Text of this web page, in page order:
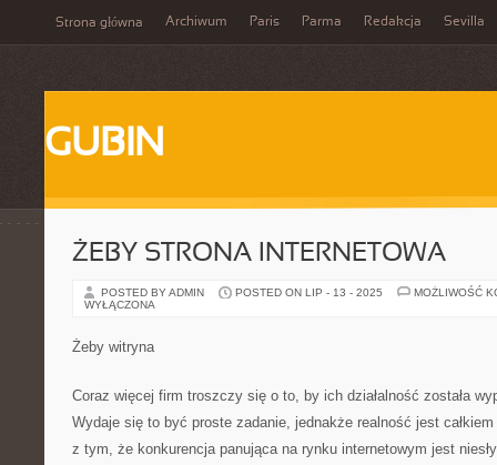
Strona główna Archiwum Paris Parma Redakcja Sevilla
GUBIN
ŻEBY STRONA INTERNETOWA
POSTED BY ADMIN POSTED ON LIP - 13 - 2025
MOŻLIWOŚĆ
WYŁĄCZONA
Żeby witryna
Coraz więcej firm troszczy się o to, by ich działalność została
Wydaje się to być proste zadanie, jednakże realność jest
z tym, że konkurencja panująca na rynku internetowym jest